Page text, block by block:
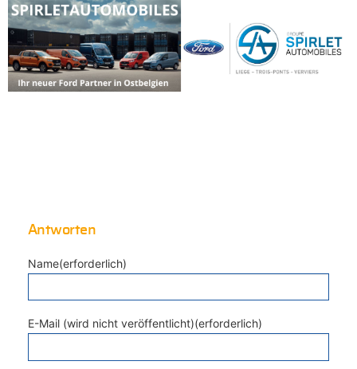
Antworten
Name(erforderlich)
E-Mail (wird nicht veröffentlicht)(erforderlich)